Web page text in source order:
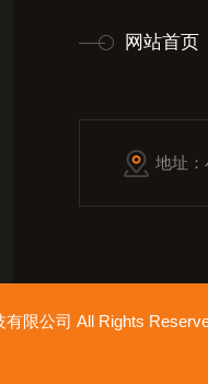
网站首页
地址
有限公司 All Rights